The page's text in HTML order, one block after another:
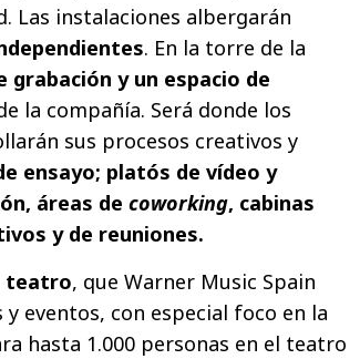
Las instalaciones albergarán
. En la torre de la
grabación y un espacio de
la compañía. Será donde los
sus procesos creativos y
ensayo; platós de vídeo y
áreas de coworking, cabinas
y de reuniones.
teatro, que Warner Music Spain
eventos, con especial foco en la
hasta 1.000 personas en el teatro